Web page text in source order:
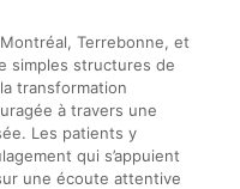
Terrebonne, et
simples structures de
transformation
à travers une
Les patients y
qui s’appuient
une écoute attentive